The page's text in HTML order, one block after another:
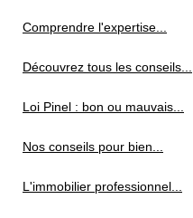
Comprendre l'expertise...
Découvrez tous les conseils...
Loi Pinel : bon ou mauvais...
Nos conseils pour bien...
L'immobilier professionnel...